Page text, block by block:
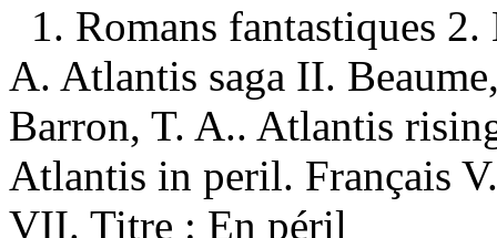
1. Romans fantastiques
A. Atlantis saga II.
Barron, T. A.. Atlantis
Atlantis in peril. Français
VII. Titre : En péril